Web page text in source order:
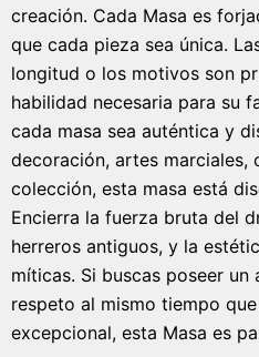
creación. Cada Masa es
que cada pieza sea única.
longitud o los motivos son
habilidad necesaria para su
cada masa sea auténtica y
decoración, artes marciales,
colección, esta masa está
Encierra la fuerza bruta del
herreros antiguos, y la
míticas. Si buscas poseer
respeto al mismo tiempo
excepcional, esta Masa es